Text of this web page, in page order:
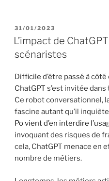
P
U
B
L
L
E
31/01/2023
L’impact de
scénaristes
Difficile d’être passé à
ChatGPT s’est invitée
Ce robot conversationnel,
fascine autant qu’il
Po vient d’en interdire
invoquant des risques de
cela, ChatGPT menace en
nombre de métiers.